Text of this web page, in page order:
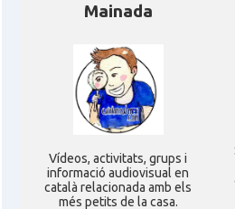
Casal
Casal Català de
Casal
Casal Català
Casal Casal Català de
Mainada
Ví­deos, activitats, grups i
informació audiovisual en
català relacionada amb els
més petits de la casa.